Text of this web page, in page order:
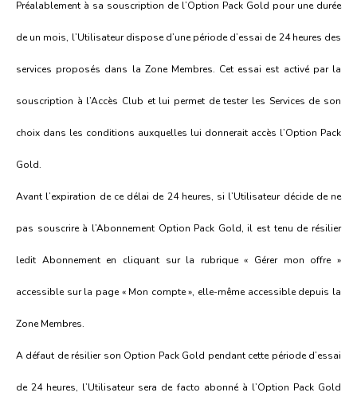
Préalablement à sa souscription de l’Option Pack Gold pour une durée
de un mois, l’Utilisateur dispose d’une période d’essai de 24 heures des
services proposés dans la Zone Membres. Cet essai est activé par la
souscription à l’Accès Club et lui permet de tester les Services de son
choix dans les conditions auxquelles lui donnerait accès l’Option Pack
Gold.
Avant l’expiration de ce délai de 24 heures, si l’Utilisateur décide de ne
pas souscrire à l’Abonnement Option Pack Gold, il est tenu de résilier
ledit Abonnement en cliquant sur la rubrique « Gérer mon offre »
accessible sur la page « Mon compte », elle-même accessible depuis la
Zone Membres.
A défaut de résilier son Option Pack Gold pendant cette période d’essai
de 24 heures, l’Utilisateur sera de facto abonné à l’Option Pack Gold